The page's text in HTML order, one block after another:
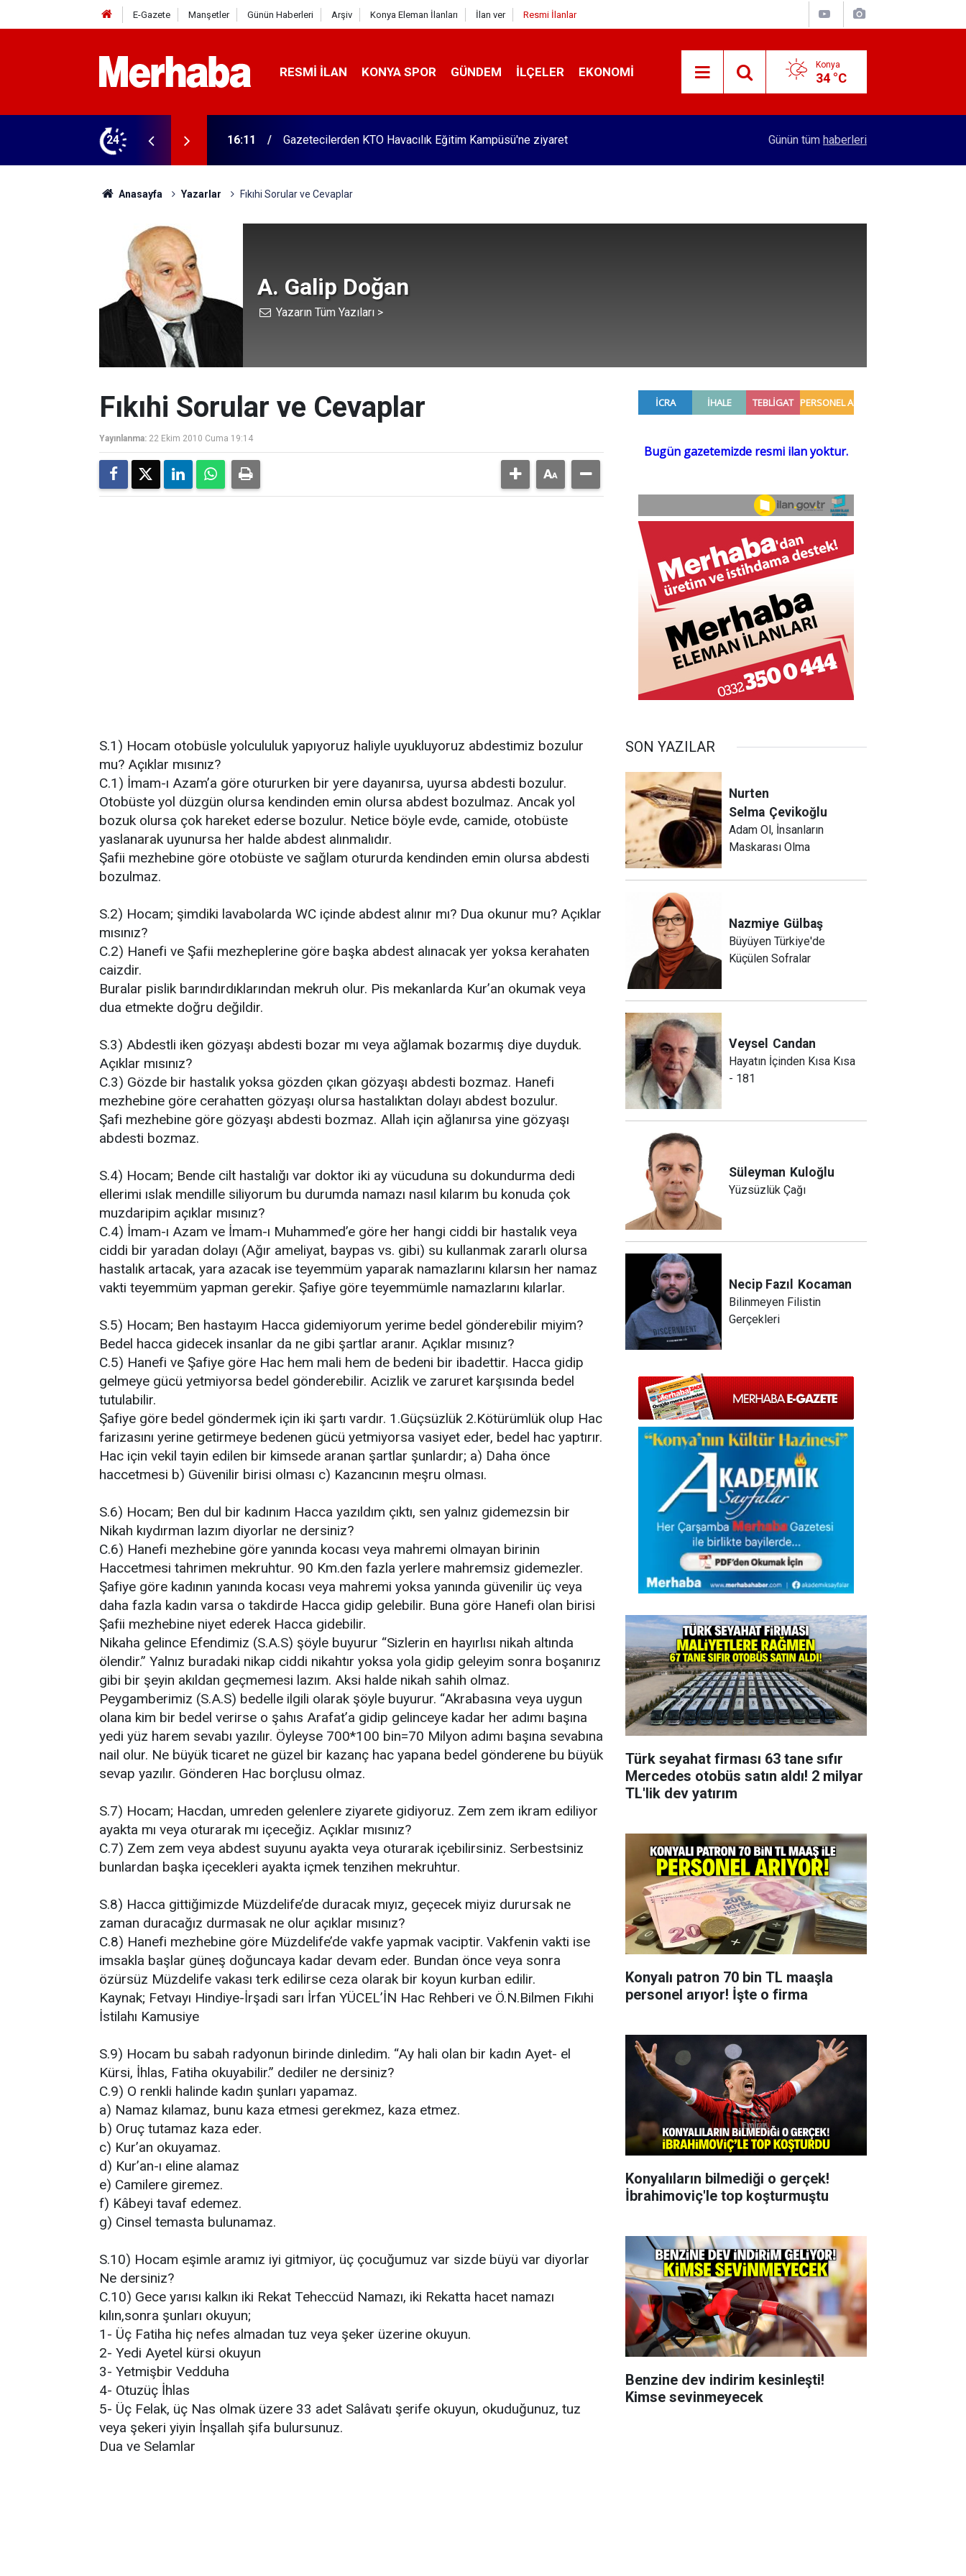
E-Gazete Manşetler Günün Haberleri Arşiv Konya Eleman İlanları İlan ver Resmi İlanlar
RESMI İLAN KONYA SPOR GÜNDEM İLÇELER EKONOMI Konya
34 °C
24
Kampüsü'ne ziyaret 15:45 Başkan Pekyatırmacı’dan esnaf ziyareti Konyalı patron 70 bin TL maaşla personel
Günün tüm haberleri
Anasayfa Yazarlar Fıkıhi Sorular ve Cevaplar
A. Galip Doğan
Yazarın Tüm Yazıları >
Fıkıhi Sorular ve Cevaplar
Yayınlanma: 22 Ekim 2010 Cuma 19:14
S.1) Hocam otobüsle yolcululuk yapıyoruz haliyle uyukluyoruz abdestimiz bozulur
mu? Açıklar mısınız?
C.1) İmam-ı Azam’a göre otururken bir yere dayanırsa, uyursa abdesti bozulur.
Otobüste yol düzgün olursa kendinden emin olursa abdest bozulmaz. Ancak yol
bozuk olursa çok hareket ederse bozulur. Netice böyle evde, camide, otobüste
yaslanarak uyunursa her halde abdest alınmalıdır.
Şafii mezhebine göre otobüste ve sağlam otururda kendinden emin olursa abdesti
bozulmaz.
S.2) Hocam; şimdiki lavabolarda WC içinde abdest alınır mı? Dua okunur mu? Açıklar
mısınız?
C.2) Hanefi ve Şafii mezheplerine göre başka abdest alınacak yer yoksa kerahaten
caizdir.
Buralar pislik barındırdıklarından mekruh olur. Pis mekanlarda Kur’an okumak veya
dua etmekte doğru değildir.
S.3) Abdestli iken gözyaşı abdesti bozar mı veya ağlamak bozarmış diye duyduk.
Açıklar mısınız?
C.3) Gözde bir hastalık yoksa gözden çıkan gözyaşı abdesti bozmaz. Hanefi
mezhebine göre cerahatten gözyaşı olursa hastalıktan dolayı abdest bozulur.
Şafi mezhebine göre gözyaşı abdesti bozmaz. Allah için ağlanırsa yine gözyaşı
abdesti bozmaz.
S.4) Hocam; Bende cilt hastalığı var doktor iki ay vücuduna su dokundurma dedi
ellerimi ıslak mendille siliyorum bu durumda namazı nasıl kılarım bu konuda çok
muzdaripim açıklar mısınız?
C.4) İmam-ı Azam ve İmam-ı Muhammed’e göre her hangi ciddi bir hastalık veya
ciddi bir yaradan dolayı (Ağır ameliyat, baypas vs. gibi) su kullanmak zararlı olursa
hastalık artacak, yara azacak ise teyemmüm yaparak namazlarını kılarsın her namaz
vakti teyemmüm yapman gerekir. Şafiye göre teyemmümle namazlarını kılarlar.
S.5) Hocam; Ben hastayım Hacca gidemiyorum yerime bedel gönderebilir miyim?
Bedel hacca gidecek insanlar da ne gibi şartlar aranır. Açıklar mısınız?
C.5) Hanefi ve Şafiye göre Hac hem mali hem de bedeni bir ibadettir. Hacca gidip
gelmeye gücü yetmiyorsa bedel gönderebilir. Acizlik ve zaruret karşısında bedel
tutulabilir.
Şafiye göre bedel göndermek için iki şartı vardır. 1.Güçsüzlük 2.Kötürümlük olup Hac
farizasını yerine getirmeye bedenen gücü yetmiyorsa vasiyet eder, bedel hac yaptırır.
Hac için vekil tayin edilen bir kimsede aranan şartlar şunlardır; a) Daha önce
haccetmesi b) Güvenilir birisi olması c) Kazancının meşru olması.
S.6) Hocam; Ben dul bir kadınım Hacca yazıldım çıktı, sen yalnız gidemezsin bir
Nikah kıydırman lazım diyorlar ne dersiniz?
C.6) Hanefi mezhebine göre yanında kocası veya mahremi olmayan birinin
Haccetmesi tahrimen mekruhtur. 90 Km.den fazla yerlere mahremsiz gidemezler.
Şafiye göre kadının yanında kocası veya mahremi yoksa yanında güvenilir üç veya
daha fazla kadın varsa o takdirde Hacca gidip gelebilir. Buna göre Hanefi olan birisi
Şafii mezhebine niyet ederek Hacca gidebilir.
Nikaha gelince Efendimiz (S.A.S) şöyle buyurur “Sizlerin en hayırlısı nikah altında
ölendir.” Yalnız buradaki nikap ciddi nikahtır yoksa yola gidip geleyim sonra boşanırız
gibi bir şeyin akıldan geçmemesi lazım. Aksi halde nikah sahih olmaz.
Peygamberimiz (S.A.S) bedelle ilgili olarak şöyle buyurur. “Akrabasına veya uygun
olana kim bir bedel verirse o şahıs Arafat’a gidip gelinceye kadar her adımı başına
yedi yüz harem sevabı yazılır. Öyleyse 700*100 bin=70 Milyon adımı başına sevabına
nail olur. Ne büyük ticaret ne güzel bir kazanç hac yapana bedel gönderene bu büyük
sevap yazılır. Gönderen Hac borçlusu olmaz.
S.7) Hocam; Hacdan, umreden gelenlere ziyarete gidiyoruz. Zem zem ikram ediliyor
ayakta mı veya oturarak mı içeceğiz. Açıklar mısınız?
C.7) Zem zem veya abdest suyunu ayakta veya oturarak içebilirsiniz. Serbestsiniz
bunlardan başka içecekleri ayakta içmek tenzihen mekruhtur.
S.8) Hacca gittiğimizde Müzdelife’de duracak mıyız, geçecek miyiz durursak ne
zaman duracağız durmasak ne olur açıklar mısınız?
C.8) Hanefi mezhebine göre Müzdelife’de vakfe yapmak vaciptir. Vakfenin vakti ise
imsakla başlar güneş doğuncaya kadar devam eder. Bundan önce veya sonra
özürsüz Müzdelife vakası terk edilirse ceza olarak bir koyun kurban edilir.
Kaynak; Fetvayı Hindiye-İrşadi sarı İrfan YÜCEL’İN Hac Rehberi ve Ö.N.Bilmen Fıkıhi
İstilahı Kamusiye
S.9) Hocam bu sabah radyonun birinde dinledim. “Ay hali olan bir kadın Ayet- el
Kürsi, İhlas, Fatiha okuyabilir.” dediler ne dersiniz?
C.9) O renkli halinde kadın şunları yapamaz.
a) Namaz kılamaz, bunu kaza etmesi gerekmez, kaza etmez.
b) Oruç tutamaz kaza eder.
c) Kur’an okuyamaz.
d) Kur’an-ı eline alamaz
e) Camilere giremez.
f) Kâbeyi tavaf edemez.
g) Cinsel temasta bulunamaz.
S.10) Hocam eşimle aramız iyi gitmiyor, üç çocuğumuz var sizde büyü var diyorlar
Ne dersiniz?
C.10) Gece yarısı kalkın iki Rekat Teheccüd Namazı, iki Rekatta hacet namazı
kılın,sonra şunları okuyun;
1- Üç Fatiha hiç nefes almadan tuz veya şeker üzerine okuyun.
2- Yedi Ayetel kürsi okuyun
3- Yetmişbir Vedduha
4- Otuzüç İhlas
5- Üç Felak, üç Nas olmak üzere 33 adet Salâvatı şerife okuyun, okuduğunuz, tuz
veya şekeri yiyin İnşallah şifa bulursunuz.
Dua ve Selamlar
SON YAZILAR
Nurten
Selma Çevikoğlu
Adam Ol, İnsanların
Maskarası Olma
Nazmiye Gülbaş
Büyüyen Türkiye'de
Küçülen Sofralar
Veysel Candan
Hayatın İçinden Kısa Kısa
- 181
Süleyman Kuloğlu
Yüzsüzlük Çağı
Necip Fazıl Kocaman
Bilinmeyen Filistin
Gerçekleri
Türk seyahat firması 63 tane sıfır
Mercedes otobüs satın aldı! 2 milyar
TL'lik dev yatırım
Konyalı patron 70 bin TL maaşla
personel arıyor! İşte o firma
Konyalıların bilmediği o gerçek!
İbrahimoviç'le top koşturmuştu
Benzine dev indirim kesinleşti!
Kimse sevinmeyecek